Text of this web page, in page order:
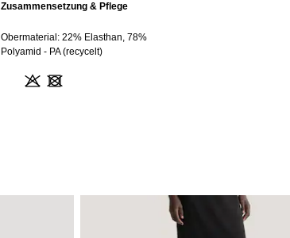
Zusammensetzung & Pflege
Obermaterial: 22% Elasthan, 78%
Polyamid - PA (recycelt)